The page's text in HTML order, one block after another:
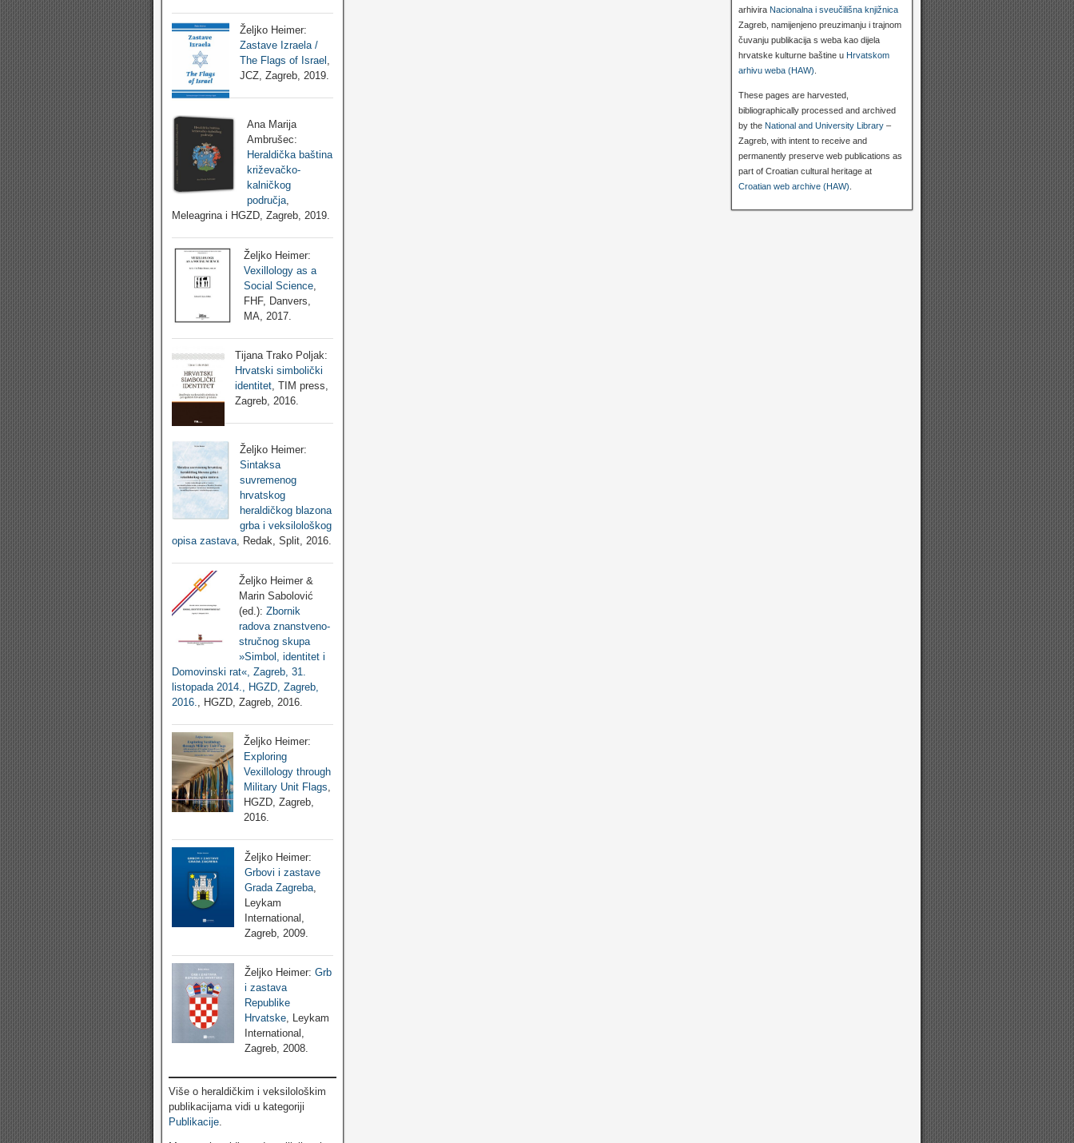
Željko Heimer:
Zastave Izraela /
The Flags of Israel ,
JCZ, Zagreb, 2019.
Ana Marija
Ambrušec:
Heraldička baština
križevačko-
kalničkog
područja,
Meleagrina i HGZD, Zagreb, 2019.
Željko Heimer:
Vexillology as a
Social Science
FHF, Danvers,
MA, 2017.
Tijana Trako Poljak:
Hrvatski simbolički
identitet, TIM press,
Zagreb, 2016.
Željko Heimer:
Sintaksa
suvremenog
hrvatskog
heraldičkog blazona
grba i veksilološkog
opisa zastava, Redak, Split, 2016.
Željko Heimer &
Marin Sabolović
(ed.): Zbornik
radova znanstveno-
stručnog skupa
»Simbol, identitet i
Domovinski rat«, Zagreb, 31.
listopada 2014., HGZD, Zagreb,
2016.
, HGZD, Zagreb, 2016.
Željko Heimer:
Exploring
Vexillology through
Military Unit Flags,
HGZD, Zagreb,
2016.
Željko Heimer:
Grbovi i zastave
Grada Zagreba
Leykam
International,
Zagreb, 2009.
Željko Heimer:Grb
i zastava
Republike
Hrvatske, Leykam
International,
Zagreb, 2008.
Više o heraldičkim i veksilološkim
publikacijama vidi u kategoriji
Publikacije
arhivira Nacionalna i sveučilišna knjižnica
Zagreb, namijenjeno preuzimanju i trajnom
čuvanju publikacija s weba kao dijela
hrvatske kulturne baštine u Hrvatskom
arhivu weba (HAW)
These pages are harvested,
bibliographically processed and archived
by the National and University Library–
Zagreb, with intent to receive and
permanently preserve web publications as
part of Croatian cultural heritage at
Croatian web archive (HAW)